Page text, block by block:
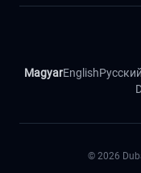
MagyarEnglishРусский
© 2026